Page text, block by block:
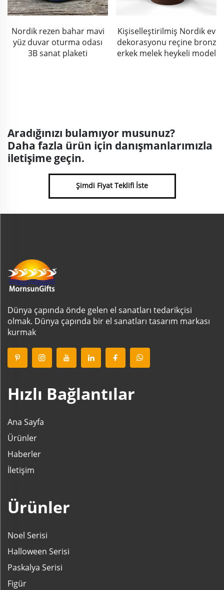
Nordik rezen bahar mavi
yüz duvar oturma odası
3B sanat plaketi
Kişiselleştirilmiş Nordik ev
dekorasyonu reçine bronz
erkek melek heykeli model
Aradığınızı bulamıyor musunuz?
Daha fazla ürün için danışmanlarımızla
iletişime geçin.
Şimdi Fiyat Teklifi İste
Dünya çapında önde gelen el sanatları tedarikçisi
olmak. Dünya çapında bir el sanatları tasarım markası
kurmak
Hızlı Bağlantılar
Ana Sayfa
Ürünler
Haberler
İletişim
Ürünler
Noel Serisi
Halloween Serisi
Paskalya Serisi
Figür